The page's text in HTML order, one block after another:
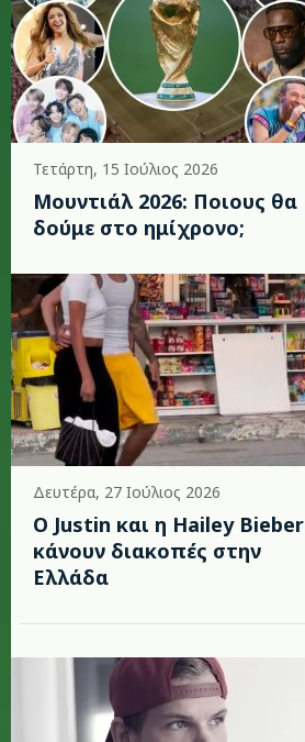
Τετάρτη, 15 Ιούλιος 2026
Μουντιάλ 2026: Ποιους θα
δούμε στο ημίχρονο;
Δευτέρα, 27 Ιούλιος 2026
Ο Justin και η Hailey Bieber
κάνουν διακοπές στην
Ελλάδα